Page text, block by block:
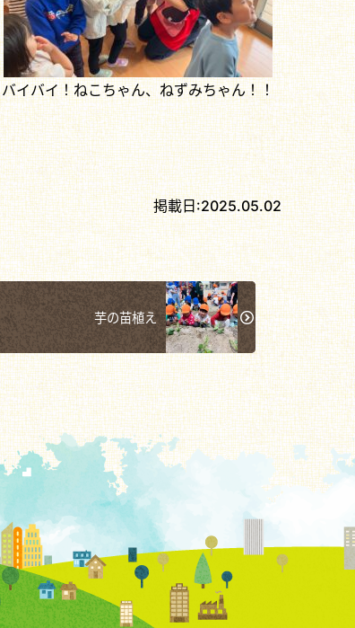
バイバイ！ねこちゃん、ねずみちゃん！！
掲載日:2025.05.02
芋の苗植え